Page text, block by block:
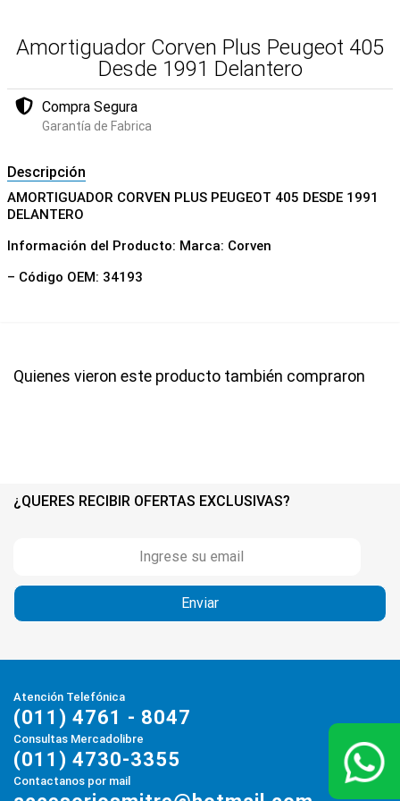
Amortiguador Corven Plus Peugeot 405
Desde 1991 Delantero
Compra Segura
Garantía de Fabrica
Descripción
AMORTIGUADOR CORVEN PLUS PEUGEOT 405 DESDE 1991
DELANTERO
Información del Producto: Marca: Corven
– Código OEM: 34193
Quienes vieron este producto también compraron
¿QUERES RECIBIR OFERTAS EXCLUSIVAS?
Atención Telefónica
(011) 4761 - 8047
Consultas Mercadolibre
(011) 4730-3355
Contactanos por mail